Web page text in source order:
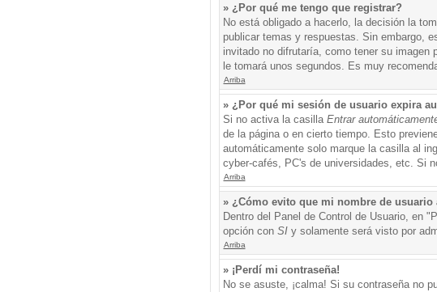
» ¿Por qué me tengo que registrar?
No está obligado a hacerlo, la decisión la
publicar temas y respuestas. Sin embargo,
invitado no difrutaría, como tener su imagen
le tomará unos segundos. Es muy
Arriba
» ¿Por qué mi sesión de usuario expira
Si no activa la casilla Entrar
de la página o en cierto tiempo. Esto
automáticamente solo marque la casilla al
cyber-cafés, PC's de universidades, etc. Si
Arriba
» ¿Cómo evito que mi nombre de
Dentro del Panel de Control de Usuario, en
opción con SIy solamente será visto por
Arriba
» ¡Perdí mi contraseña!
No se asuste, ¡calma! Si su contraseña no